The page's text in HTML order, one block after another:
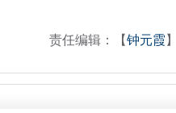
责任编辑：【钟元霞 】